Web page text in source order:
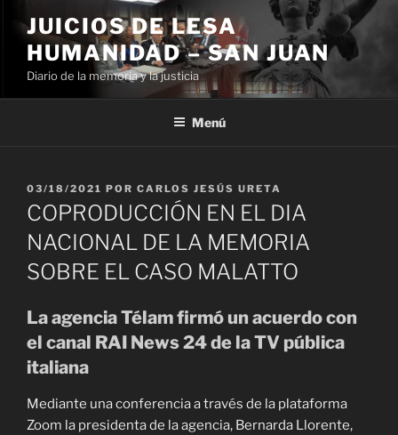
contenido
JUICIOS DE LESA
HUMANIDAD – SAN JUAN
Diario de la memoria y la justicia
Menú
PUBLICADO
EL
03/18/2021 POR CARLOS JESÚS URETA
COPRODUCCIÓN EN EL DIA
NACIONAL DE LA MEMORIA
SOBRE EL CASO MALATTO
La agencia Télam firmó un acuerdo con
el canal RAI News 24 de la TV pública
italiana
Mediante una conferencia a través de la plataforma
Zoom la presidenta de la agencia, Bernarda Llorente,